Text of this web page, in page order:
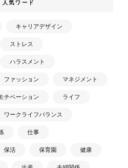
人気ワード
キャリアデザイン
ストレス
ハラスメント
ファッション マネジメント
チベーション ライフ
ワークライフバランス
仕事
保活 保育園 健康